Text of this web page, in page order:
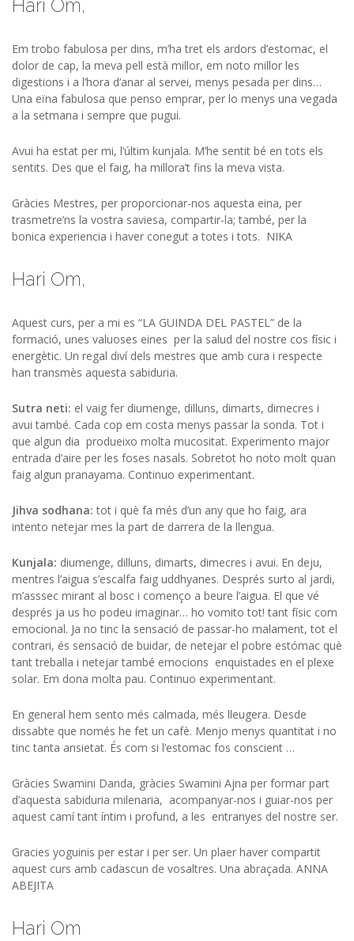
Hari Om,
Em trobo fabulosa per dins, m’ha tret els ardors d’estomac, el
dolor de cap, la meva pell està millor, em noto millor les
digestions i a l’hora d’anar al servei, menys pesada per dins…
Una eïna fabulosa que penso emprar, per lo menys una vegada
a la setmana i sempre que pugui.
Avui ha estat per mi, l’últim kunjala. M’he sentit bé en tots els
sentits. Des que el faig, ha millora’t fins la meva vista.
Gràcies Mestres, per proporcionar-nos aquesta eina, per
trasmetre’ns la vostra saviesa, compartir-la; també, per la
bonica experiencia i haver conegut a totes i tots. NIKA
Hari Om,
Aquest curs, per a mi es “LA GUINDA DEL PASTEL” de la
formació, unes valuoses eines per la salud del nostre cos físic i
energètic. Un regal diví dels mestres que amb cura i respecte
han transmès aquesta sabiduria.
Sutra neti: el vaig fer diumenge, dilluns, dimarts, dimecres i
avui també. Cada cop em costa menys passar la sonda. Tot i
que algun dia produeixo molta mucositat. Experimento major
entrada d’aire per les foses nasals. Sobretot ho noto molt quan
faig algun pranayama. Continuo experimentant.
Jihva sodhana: tot i què fa més d’un any que ho faig, ara
intento netejar mes la part de darrera de la llengua.
Kunjala: diumenge, dilluns, dimarts, dimecres i avui. En deju,
mentres l’aigua s’escalfa faig uddhyanes. Després surto al jardi,
m’asssec mirant al bosc i començo a beure l’aigua. El que vé
després ja us ho podeu imaginar… ho vomito tot! tant físic com
emocional. Ja no tinc la sensació de passar-ho malament, tot el
contrari, és sensació de buidar, de netejar el pobre estómac què
tant treballa i netejar també emocions enquistades en el plexe
solar. Em dona molta pau. Continuo experimentant.
En general hem sento més calmada, més lleugera. Desde
dissabte que només he fet un cafè. Menjo menys quantitat i no
tinc tanta ansietat. És com si l’estomac fos conscient …
Gràcies Swamini Danda, gràcies Swamini Ajna per formar part
d’aquesta sabiduria milenaria, acompanyar-nos i guiar-nos per
aquest camí tant íntim i profund, a les entranyes del nostre ser.
Gracies yoguinis per estar i per ser. Un plaer haver compartit
aquest curs amb cadascun de vosaltres. Una abraçada. ANNA
ABEJITA
Hari Om